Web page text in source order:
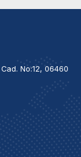
No:12, 06460